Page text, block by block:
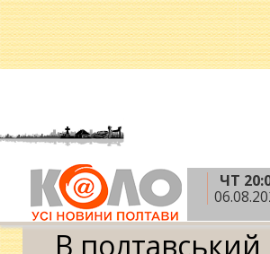
ЧТ
Головна » Новини »
полтавський пункт обігріву зайшло
В полтавський